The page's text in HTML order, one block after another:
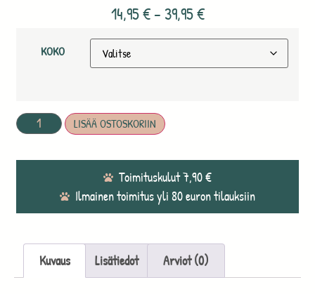
14,95€ – 39,95€
KOKO
LISÄÄ OSTOSKORIIN
Toimituskulut 7,90 €
Ilmainen toimitus yli 80 euron tilauksiin
Kuvaus Lisätiedot Arviot (0)